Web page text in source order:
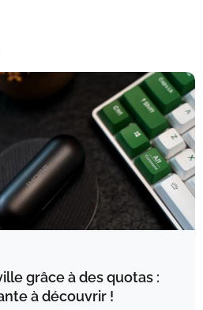
grâce à des quotas :
à découvrir !